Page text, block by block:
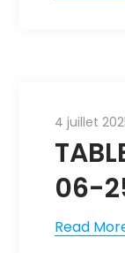
4 juillet
06-
Read